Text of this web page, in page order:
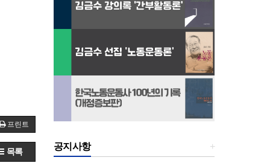
프린트
목록 +
공지사항